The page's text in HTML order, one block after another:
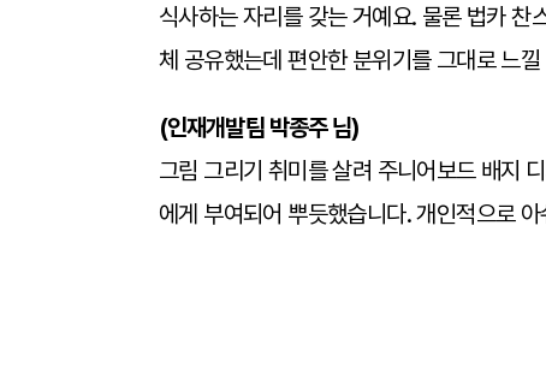
식사하는 자리를 갖는 거예요. 물론 법카
체 공유했는데 편안한 분위기를 그대로 느
(인재개발팀 박종주 님)
그림 그리기 취미를 살려 주니어보드 배지
에게 부여되어 뿌듯했습니다. 개인적으로